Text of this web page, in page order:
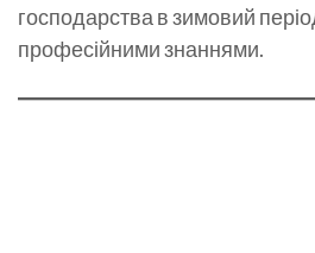
господарства в зимовий
професійними знаннями.